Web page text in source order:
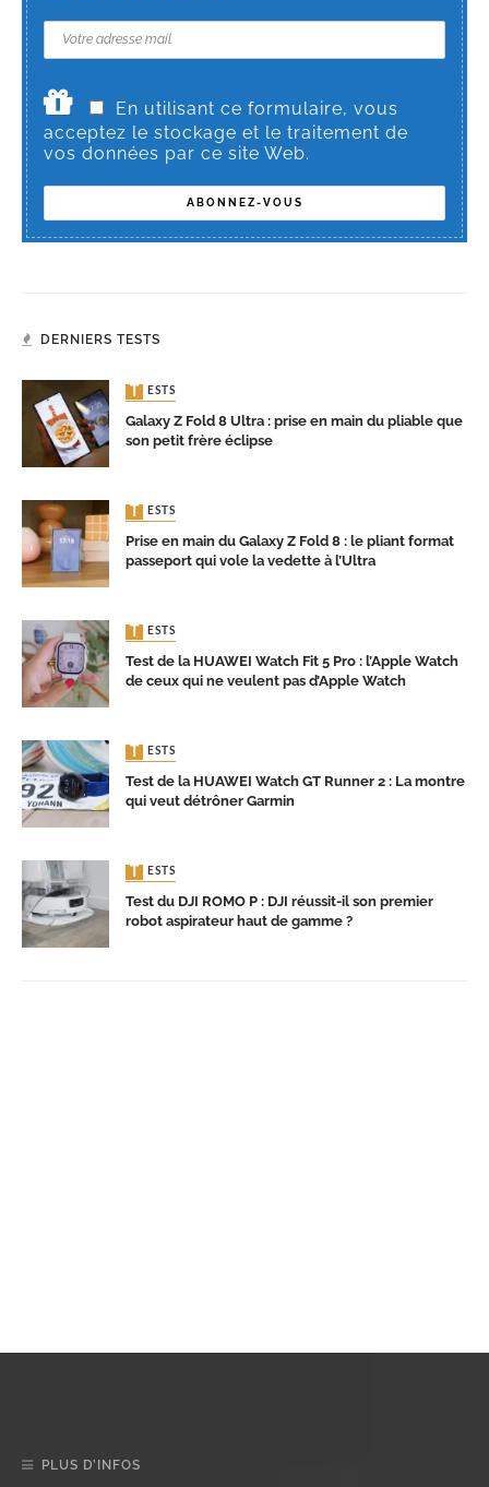
En utilisant ce formulaire, vous
acceptez le stockage et le traitement de
vos données par ce site Web.
DERNIERS TESTS
TESTS
Galaxy Z Fold 8 Ultra : prise en main du pliable que
son petit frère éclipse
TESTS
Prise en main du Galaxy Z Fold 8 : le pliant format
passeport qui vole la vedette à l’Ultra
TESTS
Test de la HUAWEI Watch Fit 5 Pro : l’Apple Watch
de ceux qui ne veulent pas d’Apple Watch
TESTS
Test de la HUAWEI Watch GT Runner 2 : La montre
qui veut détrôner Garmin
TESTS
Test du DJI ROMO P : DJI réussit-il son premier
robot aspirateur haut de gamme ?
PLUS D’INFOS